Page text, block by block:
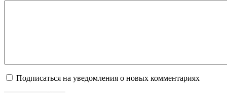
Подписаться на уведомления о новых комментариях